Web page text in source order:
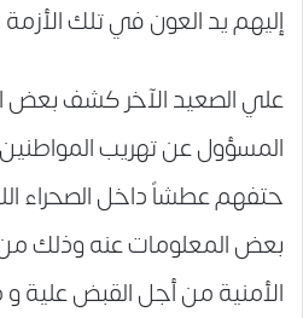
إليهم يد العون في تلك الأزمة
علي الصعيد الآخر كشف بعض
المسؤول عن تهريب المواطنين
حتفهم عطشاً داخل الصحراء
بعض المعلومات عنه وذلك
الأمنية من أجل القبض علية و